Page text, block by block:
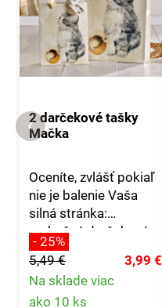
2 darčekové tašky
Mačka
Oceníte, zvlášť pokiaľ
nie je balenie Vaša
silná stránka:
rozkošné darčekové
tašky s lesklými
saténovými uchami -
ideálne na malé aj
veľké darčeky.
- 25%
5,49 €
3,99 €
Na sklade viac
ako 10 ks